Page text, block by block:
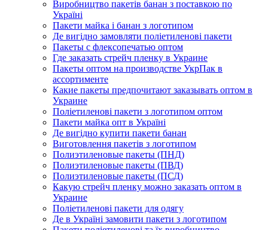
Виробництво пакетів банан з поставкою по
Україні
Пакети майка і банан з логотипом
Де вигідно замовляти поліетиленові пакети
Пакеты с флексопечатью оптом
Где заказать стрейч пленку в Украине
Пакеты оптом на производстве УкрПак в
ассортименте
Какие пакеты предпочитают заказывать оптом в
Украине
Поліетиленові пакети з логотипом оптом
Пакети майка опт в Україні
Де вигідно купити пакети банан
Виготовлення пакетів з логотипом
Полиэтиленовые пакеты (ПНД)
Полиэтиленовые пакеты (ПВД)
Полиэтиленовые пакеты (ПСД)
Какую стрейч пленку можно заказать оптом в
Украине
Поліетиленові пакети для одягу
Де в Україні замовити пакети з логотипом